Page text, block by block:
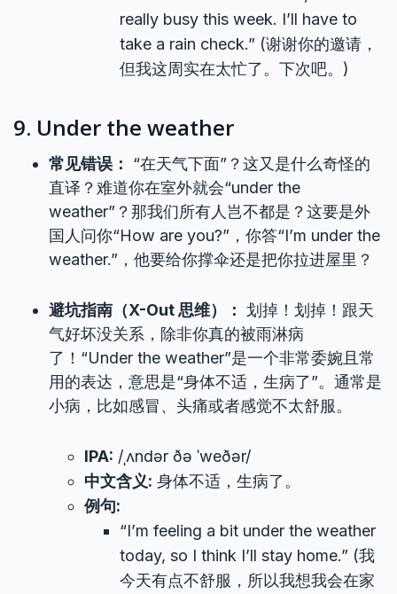
really busy this week. I’ll have to
take a rain check.” (谢谢你的邀请，
但我这周实在太忙了。下次吧。)
9. Under the weather
常见错误：
“在天气下面”？这又是什么奇怪的
直译？难道你在室外就会“under the
weather”？那我们所有人岂不都是？这要是外
国人问你“How are you?”，你答“I’m under the
weather.”，他要给你撑伞还是把你拉进屋里？
避坑指南（X-Out 思维）： 划掉！划掉！跟天
气好坏没关系，除非你真的被雨淋病
了！“Under the weather”是一个非常委婉且常
用的表达，意思是“身体不适，生病了”。通常是
小病，比如感冒、头痛或者感觉不太舒服。
IPA: /ˌʌndər ðə ˈweðər/
中文含义: 身体不适，生病了。
例句:
“I’m feeling a bit under the weather
today, so I think I’ll stay home.” (我
今天有点不舒服，所以我想我会在家